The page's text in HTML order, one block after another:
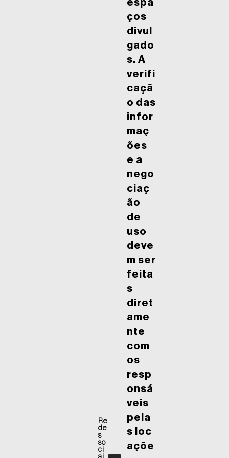
Re
de
s
so
ci
espa
ços
divul
gado
s. A
verifi
caçã
o das
infor
maç
ões
e a
nego
ciaç
ão
de
uso
deve
m ser
feita
s
diret
ame
nte
com
os
resp
onsá
veis
pela
s loc
açõe